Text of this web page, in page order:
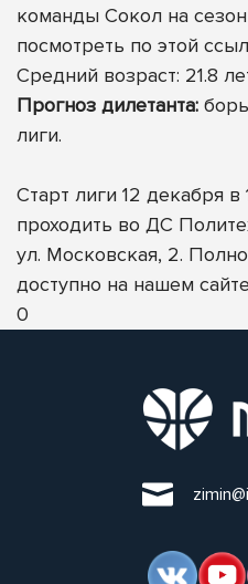
команды Сокол на
посмотреть по этой
Средний возраст: 21.8
Прогноз дилетанта:
лиги.
Старт лиги 12 декабря в
проходить во ДС
ул. Московская, 2.
доступно на нашем сайте
0